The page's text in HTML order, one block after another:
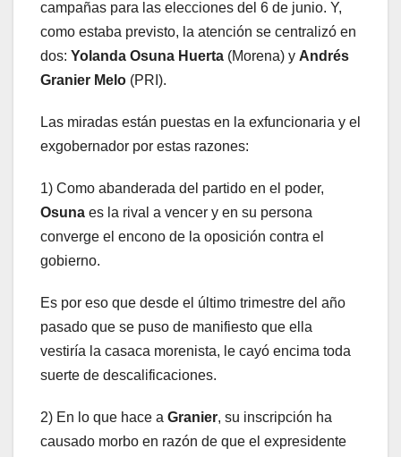
campañas para las elecciones del 6 de junio. Y,
como estaba previsto, la atención se centralizó en
dos: Yolanda Osuna Huerta (Morena) y Andrés
Granier Melo (PRI).
Las miradas están puestas en la exfuncionaria y el
exgobernador por estas razones:
1) Como abanderada del partido en el poder,
Osuna es la rival a vencer y en su persona
converge el encono de la oposición contra el
gobierno.
Es por eso que desde el último trimestre del año
pasado que se puso de manifiesto que ella
vestiría la casaca morenista, le cayó encima toda
suerte de descalificaciones.
2) En lo que hace a Granier, su inscripción ha
causado morbo en razón de que el expresidente